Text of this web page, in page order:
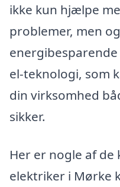
ikke kun hjælpe
problemer, men
el-teknologi, som
din virksomhed
sikker.
Her er nogle af
elektriker i Mørke